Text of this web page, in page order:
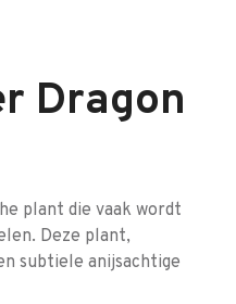
Dragon
plant die vaak wordt
Deze plant,
subtiele anijsachtige